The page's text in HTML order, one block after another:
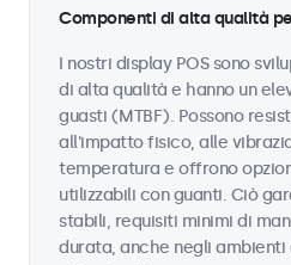
Componenti di alta qualità
I nostri display POS sono
di alta qualità e hanno un
guasti (MTBF). Possono
all'impatto fisico, alle
temperatura e offrono
utilizzabili con guanti. Ciò
stabili, requisiti minimi di
durata, anche negli ambienti